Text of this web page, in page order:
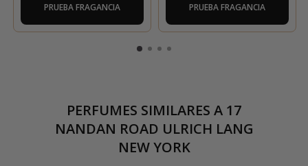
PRUEBA FRAGANCIA PRUEBA FRAGANCIA
PERFUMES SIMILARES A 17
NANDAN ROAD ULRICH LANG
NEW YORK